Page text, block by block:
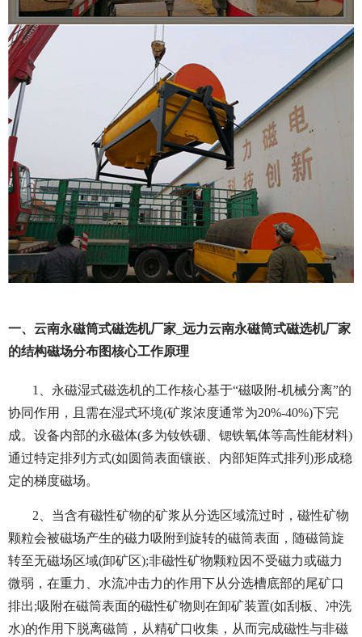
一、云南永磁筒式磁选机厂家_远力云南永磁筒式磁选机厂家
的结构磁场分布图核心工作原理
1、永磁湿式磁选机的工作核心基于“磁吸附-机械分离”的
协同作用，且需在湿式环境(矿浆浓度通常为20%-40%)下完
成。设备内部的永磁体(多为钕铁硼、锶铁氧体等高性能材料)
通过特定排列方式(如圆筒表面镶嵌、内部矩阵式排列)形成稳
定的梯度磁场。
2、当含有磁性矿物的矿浆从分选区域流过时，磁性矿物
颗粒会被磁场产生的磁力吸附到旋转的磁筒表面，随磁筒旋
转至无磁场区域(卸矿区);非磁性矿物颗粒因不受磁力或磁力
微弱，在重力、水流冲击力的作用下从分选槽底部的尾矿口
排出;吸附在磁筒表面的磁性矿物则在卸矿装置(如刮板、冲洗
水)的作用下脱离磁筒，从精矿口收集，从而完成磁性与非磁